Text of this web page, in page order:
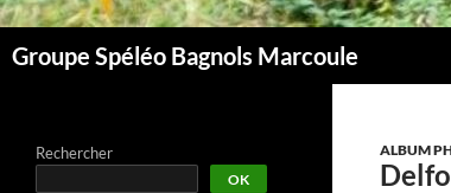
Groupe Spéléo Bagnols Marcoule
ALBUM
Rechercher
OK